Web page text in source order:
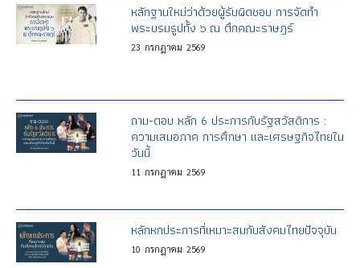
หลักฐานใหม่ว่าด้วยผู้รับผิดชอบ การจัดทำ
พระบรมรูปทั้ง ๖ ณ ตึกคณะราษฎร์
23 กรกฎาคม 2569
ถาม-ตอบ หลัก 6 ประการกับรัฐสวัสดิการ :
ความเสมอภาค การศึกษา และเศรษฐกิจไทยใน
วันนี้
11 กรกฎาคม 2569
หลักหกประการที่เหมาะสมกับสังคมไทยปัจจุบัน
10 กรกฎาคม 2569